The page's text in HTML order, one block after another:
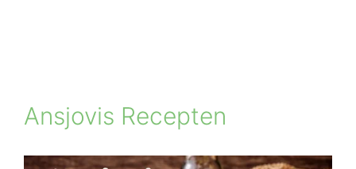
Ansjovis Recepten